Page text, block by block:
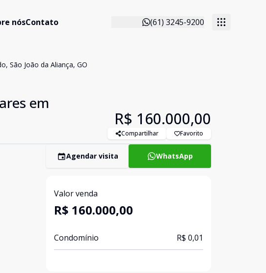
nósContato (61) 3245-9200
São João da Aliança, GO
em
R$ 160.000,00
Compartilhar Favorito
Agendar visita WhatsApp
Valor venda
R$ 160.000,00
Condomínio R$ 0,01